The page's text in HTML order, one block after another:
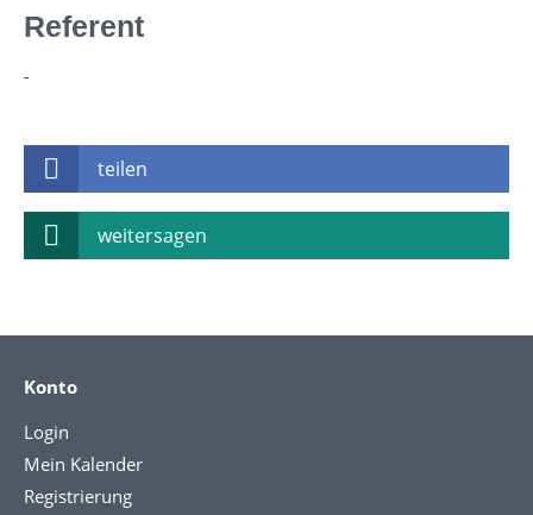
Referent
-
teilen
weitersagen
Konto
Login
Mein Kalender
Registrierung